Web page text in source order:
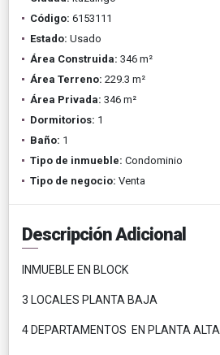
Código: 6153111
Estado: Usado
Área Construida: 346 m²
Área Terreno: 229.3 m²
Área Privada: 346 m²
Dormitorios: 1
Baño: 1
Tipo de inmueble: Condominio
Tipo de negocio: Venta
Descripción Adicional
INMUEBLE EN BLOCK
3 LOCALES PLANTA BAJA
4 DEPARTAMENTOS EN PLANTA ALTA